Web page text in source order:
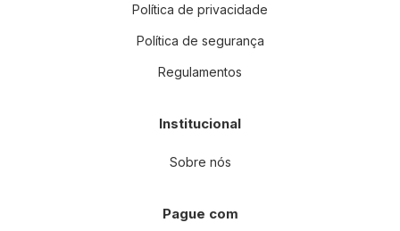
Política de privacidade
Política de segurança
Regulamentos
Institucional
Sobre nós
Pague com